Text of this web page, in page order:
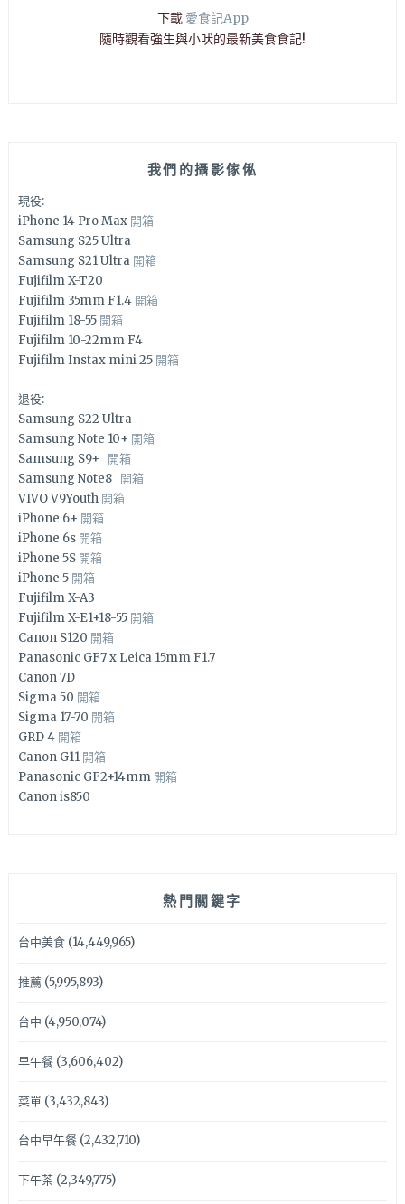
下載 愛食記App
隨時觀看強生與小吠的最新美食食記!
我們的攝影傢俬
現役:
iPhone 14 Pro Max 開箱
Samsung S25 Ultra
Samsung S21 Ultra 開箱
Fujifilm X-T20
Fujifilm 35mm F1.4 開箱
Fujifilm 18-55 開箱
Fujifilm 10-22mm F4
Fujifilm Instax mini 25 開箱
退役:
Samsung S22 Ultra
Samsung Note 10+ 開箱
Samsung S9+ 開箱
Samsung Note8 開箱
VIVO V9Youth 開箱
iPhone 6+ 開箱
iPhone 6s 開箱
iPhone 5S 開箱
iPhone 5 開箱
Fujifilm X-A3
Fujifilm X-E1+18-55 開箱
Canon S120 開箱
Panasonic GF7 x Leica 15mm F1.7
Canon 7D
Sigma 50 開箱
Sigma 17-70 開箱
GRD 4 開箱
Canon G11 開箱
Panasonic GF2+14mm 開箱
Canon is850
熱門關鍵字
台中美食(14,449,965)
推薦(5,995,893)
台中 (4,950,074)
早午餐(3,606,402)
菜單(3,432,843)
台中早午餐(2,432,710)
下午茶(2,349,775)